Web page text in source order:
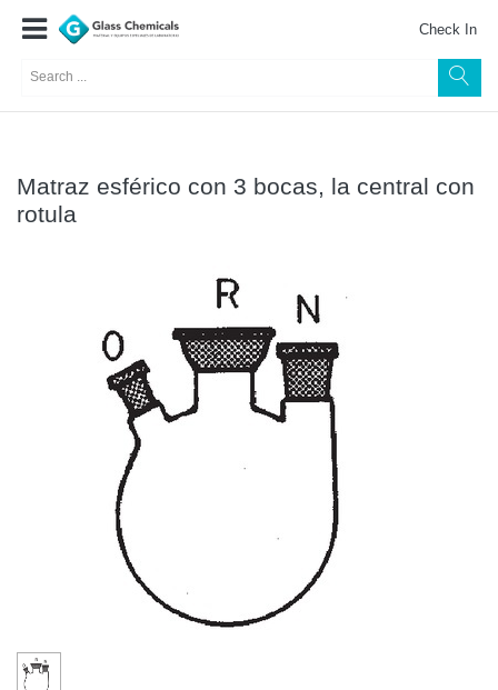
Check In
Matraz esférico con 3 bocas, la central con
rotula